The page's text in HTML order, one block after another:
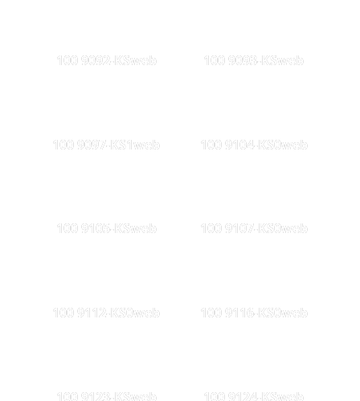
100 9092-KSweb 100 9093-KSweb
100 9097-KS1web 100 9104-KS0web
100 9105-KSweb 100 9107-KS0web
100 9112-KS0web 100 9116-KS0web
100 9123-KSweb 100 9124-KSweb